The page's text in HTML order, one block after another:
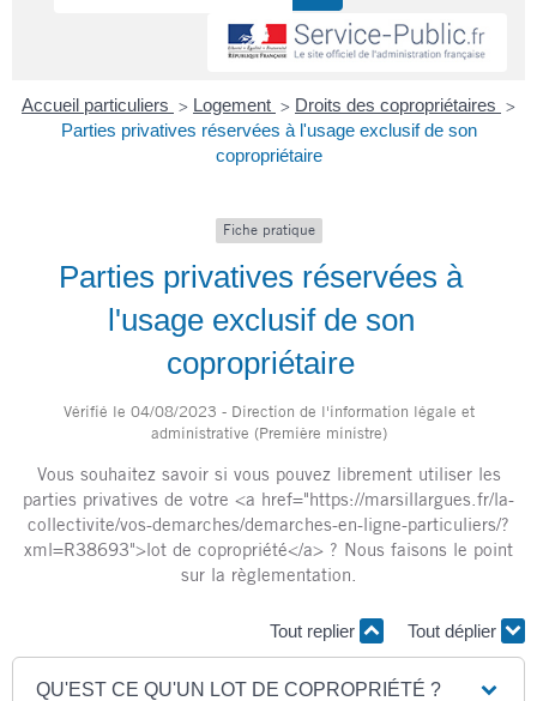
Accueil particuliers > Logement > Droits des copropriétaires >
Parties privatives réservées à l'usage exclusif de son
copropriétaire
Fiche pratique
Parties privatives réservées à
l'usage exclusif de son
copropriétaire
Vérifié le 04/08/2023 - Direction de l'information légale et
administrative (Première ministre)
Vous souhaitez savoir si vous pouvez librement utiliser les
parties privatives de votre <a href="https://marsillargues.fr/la-
collectivite/vos-demarches/demarches-en-ligne-particuliers/?
xml=R38693">lot de copropriété</a> ? Nous faisons le point
sur la règlementation.
Tout replier Tout déplier
QU'EST CE QU'UN LOT DE COPROPRIÉTÉ ?